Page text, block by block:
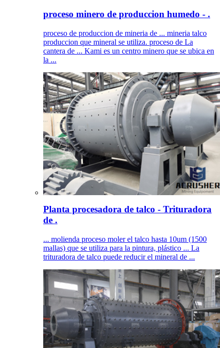
proceso minero de produccion humedo - .
proceso de produccion de mineria de ... mineria talco
produccion que mineral se utiliza. proceso de La
cantera de ... Kami es un centro minero que se ubica en
la ...
Planta procesadora de talco - Trituradora
de .
... molienda proceso moler el talco hasta 10um (1500
mallas) que se utiliza para la pintura, plástico ... La
trituradora de talco puede reducir el mineral de ...